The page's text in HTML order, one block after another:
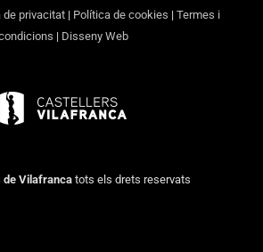
de privacitat| Política de cookies | Termes i
| Disseny Web
de Vilafrancatots els drets reservats